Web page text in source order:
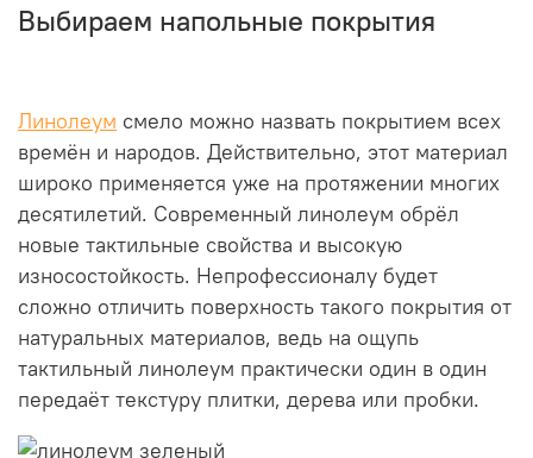
Выбираем напольные покрытия
Линолеум смело можно назвать покрытием всех
времён и народов. Действительно, этот материал
широко применяется уже на протяжении многих
десятилетий. Современный линолеум обрёл
новые тактильные свойства и высокую
износостойкость. Непрофессионалу будет
сложно отличить поверхность такого покрытия от
натуральных материалов, ведь на ощупь
тактильный линолеум практически один в один
передаёт текстуру плитки, дерева или пробки.